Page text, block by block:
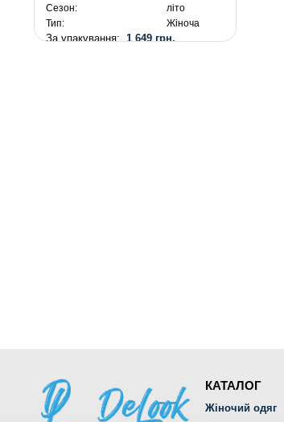
Сезон:
літо
Тип:
Жіноча
За упакування:1 649 грн.
КАТАЛОГ
Жіночий одяг